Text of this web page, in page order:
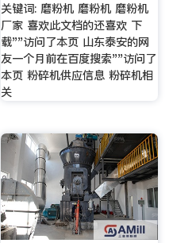
关键词: 磨粉机 磨粉机 磨粉机
厂家 喜欢此文档的还喜欢 下
载""访问了本页 山东泰安的网
友一个月前在百度搜索""访问了
本页 粉碎机供应信息 粉碎机相
关